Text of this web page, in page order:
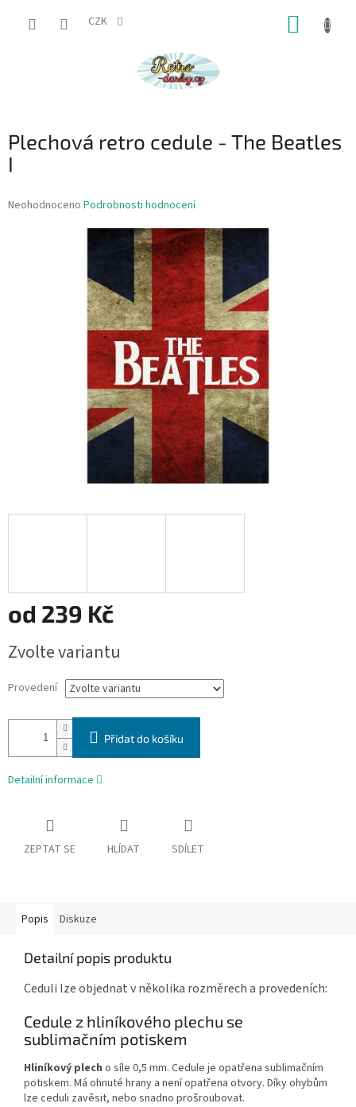
CZK
Plechová retro cedule - The Beatles
I
Průměrné
Neohodnoceno Podrobnosti hodnocení
od 239 Kč
cena:
Zvolte variantu
Provedení
Přidat do košíku
Detailní informace
ZEPTAT SE HLÍDAT SDÍLET
Popis Diskuze
Detailní popis produktu
Ceduli lze objednat v několika rozměrech a provedeních:
Cedule z hliníkového plechu se
sublimačním potiskem
Hliníkový plech o síle 0,5 mm. Cedule je opatřena sublimačním
potiskem. Má ohnuté hrany a není opatřena otvory. Díky ohybům
lze ceduli zavěsit, nebo snadno prošroubovat.